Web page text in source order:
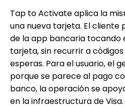
Tap to Activate aplica la
una nueva tarjeta. El
de la app bancaria tocando
tarjeta, sin recurrir a
esperas. Para el usuario, el
porque se parece al pago
banco, la operación se
en la infraestructura de Visa.